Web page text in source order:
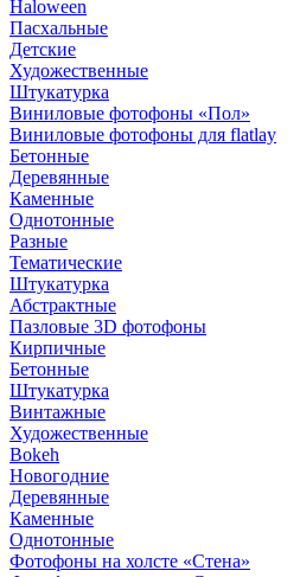
Haloween
Пасхальные
Детские
Художественные
Штукатурка
Виниловые фотофоны «Пол»
Виниловые фотофоны для flatlay
Бетонные
Деревянные
Каменные
Однотонные
Разные
Тематические
Штукатурка
Абстрактные
Пазловые 3D фотофоны
Кирпичные
Бетонные
Штукатурка
Винтажные
Художественные
Bokeh
Новогодние
Деревянные
Каменные
Однотонные
Фотофоны на холсте «Стена»